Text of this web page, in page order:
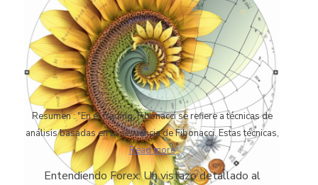
Resumen : "En el trading, Fibonacci se refiere a técnicas de
análisis basadas en la secuencia de Fibonacci. Estas técnicas,
Read more
Entendiendo Forex: Un vistazo detallado al